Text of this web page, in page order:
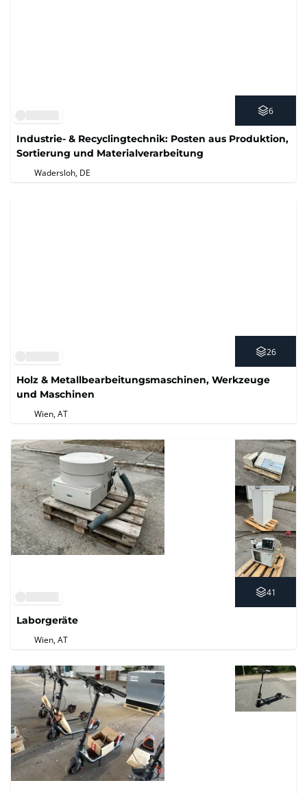
6
Industrie- & Recyclingtechnik: Posten aus Produktion,
Sortierung und Materialverarbeitung
Wadersloh, DE
26
Holz & Metallbearbeitungsmaschinen, Werkzeuge
und Maschinen
Wien, AT
41
Laborgeräte
Wien, AT